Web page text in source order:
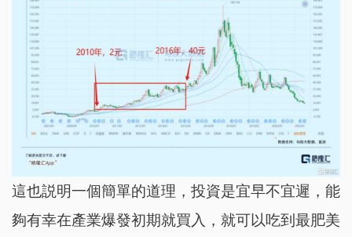
這也説明一個簡單的道理，投資是宜早不宜遲，能
夠有幸在產業爆發初期就買入，就可以吃到最肥美